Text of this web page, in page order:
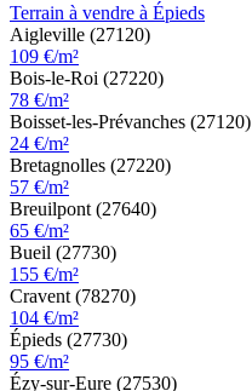
Terrain à vendre à Épieds
Aigleville (27120)
109 €/m²
Bois-le-Roi (27220)
78 €/m²
Boisset-les-Prévanches (27120)
24 €/m²
Bretagnolles (27220)
57 €/m²
Breuilpont (27640)
65 €/m²
Bueil (27730)
155 €/m²
Cravent (78270)
104 €/m²
Épieds (27730)
95 €/m²
Ézy-sur-Eure (27530)